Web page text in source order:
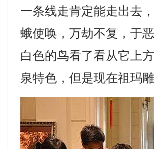
一条线走肯定能走出去
蛾使唤，万劫不复，于
白色的鸟看了看从它上
泉特色，但是现在祖玛